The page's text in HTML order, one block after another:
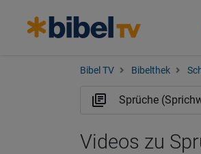
Bibel TV Bibelthek
Videos zu